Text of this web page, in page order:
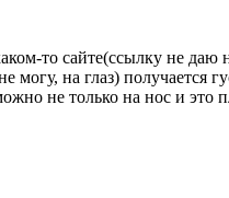
то сайте(ссылку не
на глаз) получается
не только на нос и